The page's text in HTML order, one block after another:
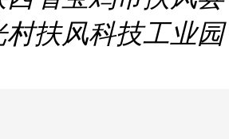
扶风科技工业园